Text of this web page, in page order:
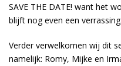
SAVE THE DATE! want het
blijft nog even een verrassing.
Verder verwelkomen wij dit
namelijk: Romy, Mijke en